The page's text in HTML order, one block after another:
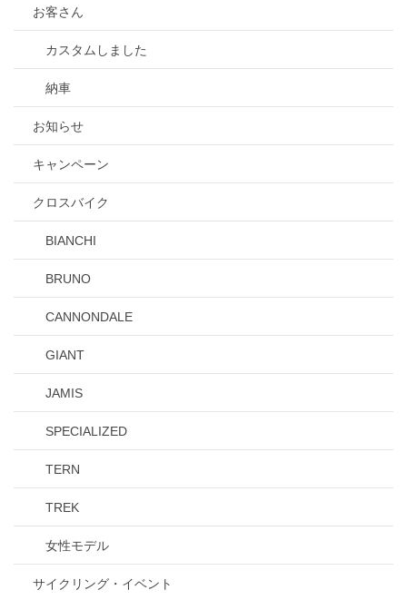
お客さん
カスタムしました
納車
お知らせ
キャンペーン
クロスバイク
BIANCHI
BRUNO
CANNONDALE
GIANT
JAMIS
SPECIALIZED
TERN
TREK
女性モデル
サイクリング・イベント